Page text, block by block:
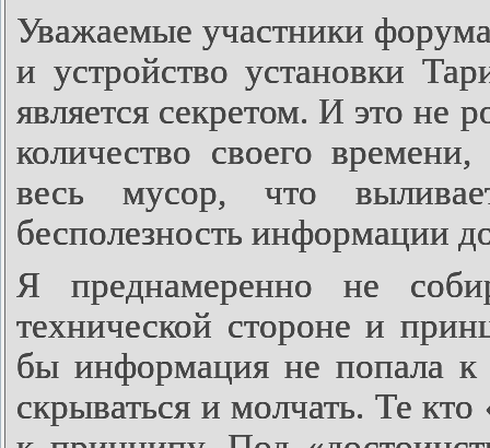
Уважаемые участники
и устройство установки
является секретом. И это не
количество своего
весь мусор, что
бесполезность информации
Я преднамеренно не
технической стороне и
бы информация не попала
скрываться и молчать. Те